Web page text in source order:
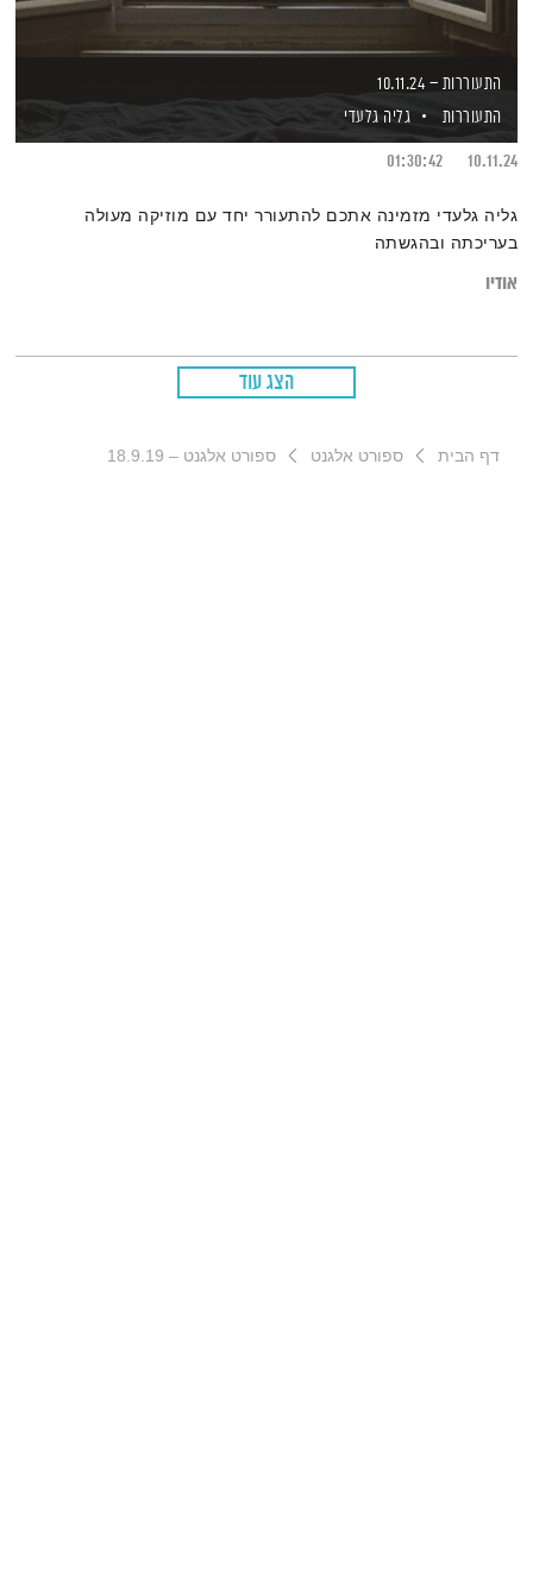
התעוררות – 10.11.24
התעוררות
גליה גלעדי
10.11.24
01:30:42
גליה גלעדי מזמינה אתכם להתעורר יחד עם מוזיקה מעולה
בעריכתה ובהגשתה
אודיו
הצג עוד
דף הבית ספורט אלגנט ספורט אלגנט – 18.9.19